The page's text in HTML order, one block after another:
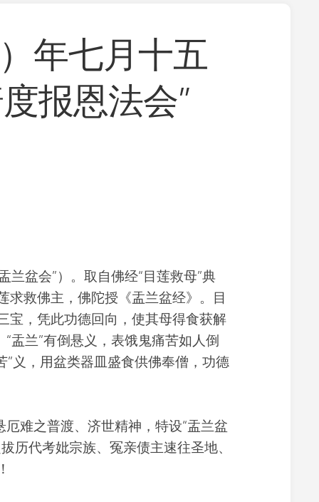
景
观
往
净
修
生
素
食
文
化
教
育
年七月十五
报恩法会”
盆会”）。取自佛经“目莲救母”典
求救佛主，佛陀授《盂兰盆经》。目
宝，凭此功德回向，使其母得食获解
盂兰”有倒悬义，表饿鬼痛苦如人倒
”义，用盆类器皿盛食供佛奉僧，功德
难之普渡、济世精神，特设“盂兰盆
历代考妣宗族、冤亲债主速往圣地、